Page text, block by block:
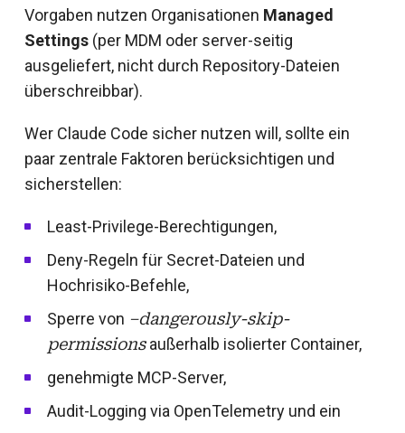
Vorgaben nutzen Organisationen Managed
Settings(per MDM oder server-seitig
ausgeliefert, nicht durch Repository-Dateien
überschreibbar).
Wer Claude Code sicher nutzen will, sollte ein
paar zentrale Faktoren berücksichtigen und
sicherstellen:
Least-Privilege-Berechtigungen,
Deny-Regeln für Secret-Dateien und
Hochrisiko-Befehle,
Sperre von –dangerously-skip-
permissionsaußerhalb isolierter Container,
genehmigte MCP-Server,
Audit-Logging via OpenTelemetry und ein